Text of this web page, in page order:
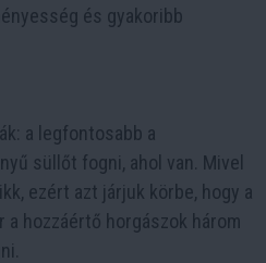
és gyakoribb
a legfontosabb a
süllőt fogni, ahol van. Mivel
ezért azt járjuk körbe, hogy a
a hozzáértő horgászok három